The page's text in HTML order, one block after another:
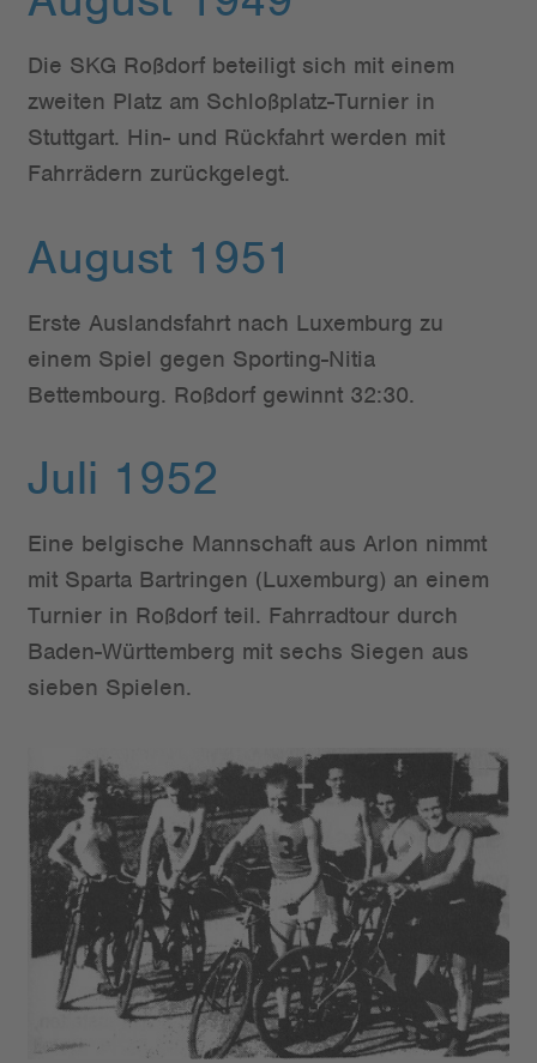
Die SKG Roßdorf beteiligt sich mit einem
zweiten Platz am Schloßplatz-Turnier in
Stuttgart. Hin- und Rückfahrt werden mit
Fahrrädern zurückgelegt.
August 1951
Erste Auslandsfahrt nach Luxemburg zu
einem Spiel gegen Sporting-Nitia
Bettembourg. Roßdorf gewinnt 32:30.
Juli 1952
Eine belgische Mannschaft aus Arlon nimmt
mit Sparta Bartringen (Luxemburg) an einem
Turnier in Roßdorf teil. Fahrradtour durch
Baden-Württemberg mit sechs Siegen aus
sieben Spielen.